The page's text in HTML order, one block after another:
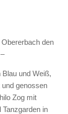
den
und Weiß,
genossen
Zog mit
in